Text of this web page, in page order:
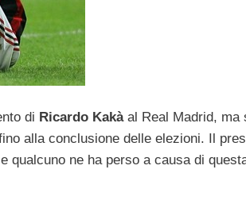
di Ricardo Kakàal Real Madrid, ma
alla conclusione delle elezioni. Il
qualcuno ne ha perso a causa di